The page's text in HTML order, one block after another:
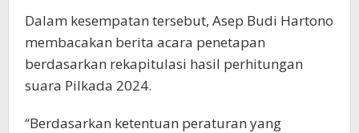
Dalam kesempatan tersebut, Asep Budi Hartono
membacakan berita acara penetapan
berdasarkan rekapitulasi hasil perhitungan
suara Pilkada 2024.
“Berdasarkan ketentuan peraturan yang